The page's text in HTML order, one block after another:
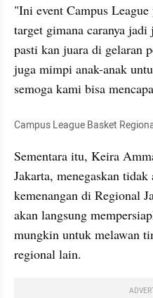
"Ini event Campus
target gimana caranya
pasti kan juara di gelaran
juga mimpi anak-anak
semoga kami bisa
Campus League Basket
Sementara itu, Keira
Jakarta, menegaskan tidak
kemenangan di Regional
akan langsung
mungkin untuk melawan
regional lain.